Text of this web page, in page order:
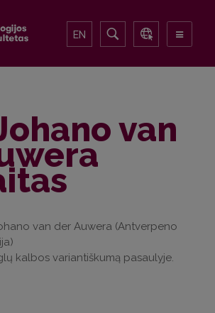
EN
van
van der Auwera (Antverpeno
kalbos variantiškumą pasaulyje.